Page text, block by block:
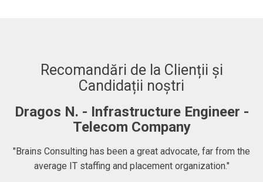
Recomandări de la Clienții și
Candidații noștri
Dragos N. - Infrastructure Engineer -
Telecom Company
"Brains Consulting has been a great advocate, far from the
average IT staffing and placement organization."